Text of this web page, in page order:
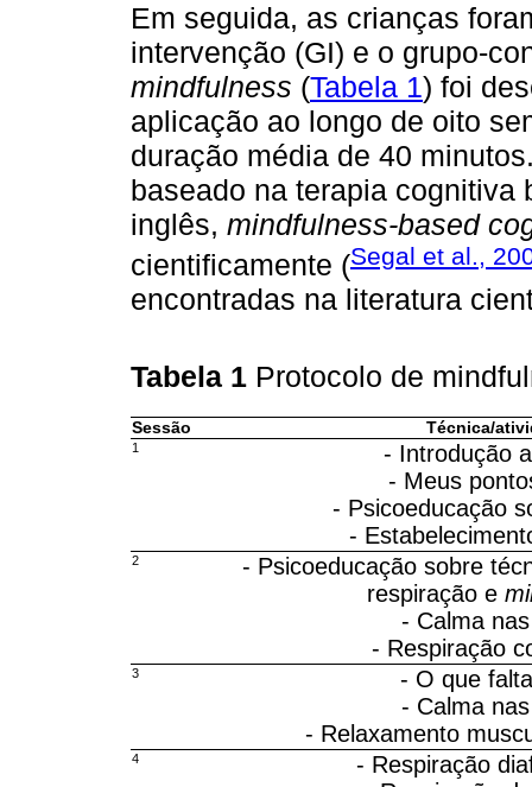
Em seguida, as crianças
intervenção (GI) e o grupo-
mindfulness (Tabela 1) foi
aplicação ao longo de oito
duração média de 40
baseado na terapia cognitiva
inglês, mindfulness-based
cientificamente (Segal et al.,
encontradas na literatura
Tabela 1 Protocolo de
Sessão Técnica/
1
- Introdução
- Meus
- Psicoeducação
-
2
- Psicoeducação sobre
respiração e
- Calma
- Respiração
3
- O que
- Calma
- Relaxamento
4
- Respiração